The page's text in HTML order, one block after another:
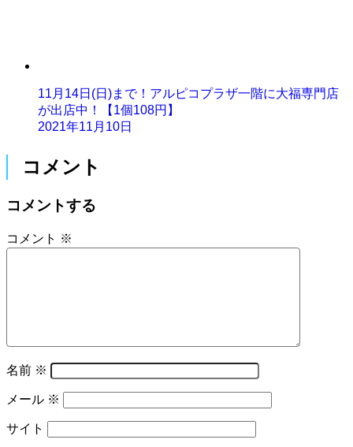
11月14日(日)まで！アルピコプラザ一階に大福専門店
が出店中！【1個108円】
2021年11月10日
コメント
コメントする
コメント ※
名前 ※
メール ※
サイト